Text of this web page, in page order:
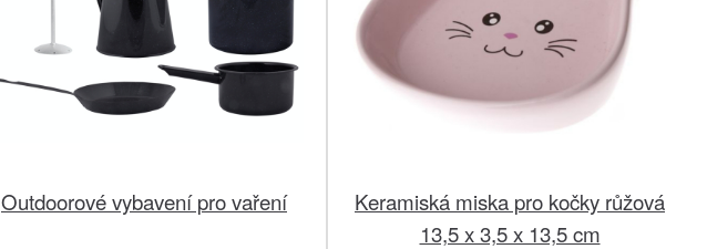
Outdoorové vybavení pro vaření
Keramiská miska pro kočky růžová
13,5 x 3,5 x 13,5 cm